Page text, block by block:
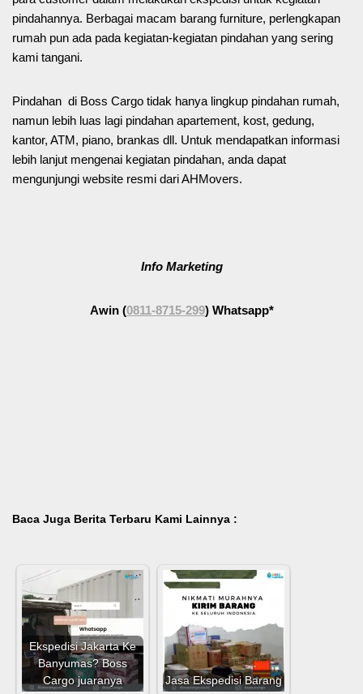
pindahannya. Berbagai macam barang furniture, perlengkapan
rumah pun ada pada kegiatan-kegiatan pindahan yang sering
kami tangani.
Pindahan di Boss Cargo tidak hanya lingkup pindahan rumah,
namun lebih luas lagi pindahan apartement, kost, gedung,
kantor, ATM, piano, brankas dll. Untuk mendapatkan informasi
lebih lanjut mengenai kegiatan pindahan, anda dapat
mengunjungi website resmi dari AHMovers.
Info Marketing
Awin (0811-8715-299) Whatsapp*
Baca Juga Berita Terbaru Kami Lainnya :
Ekspedisi Jakarta Ke
Banyumas? Boss
Cargo juaranya
Jasa Ekspedisi Barang